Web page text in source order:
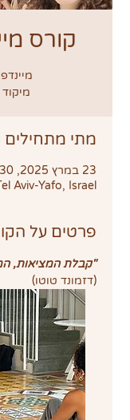
קורס
מתי מתחילים
23 במרץ 2025, 19:30
Aviv-Yafo, Israel
פרטים על
"קבלת המציאות,
(דזמונד טוטו)